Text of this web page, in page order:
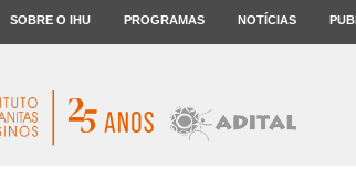
SOBRE O IHU PROGRAMAS NOTÍCIAS